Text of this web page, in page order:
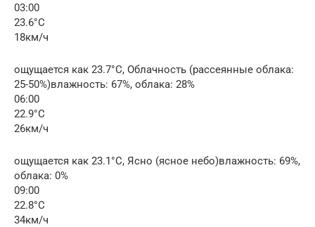
03:00
23.6°C
18км/ч
ощущается как 23.7°C, Облачность (рассеянные облака:
25-50%)влажность: 67%, облака: 28%
06:00
22.9°C
26км/ч
ощущается как 23.1°C, Ясно (ясное небо)влажность: 69%,
облака: 0%
09:00
22.8°C
34км/ч